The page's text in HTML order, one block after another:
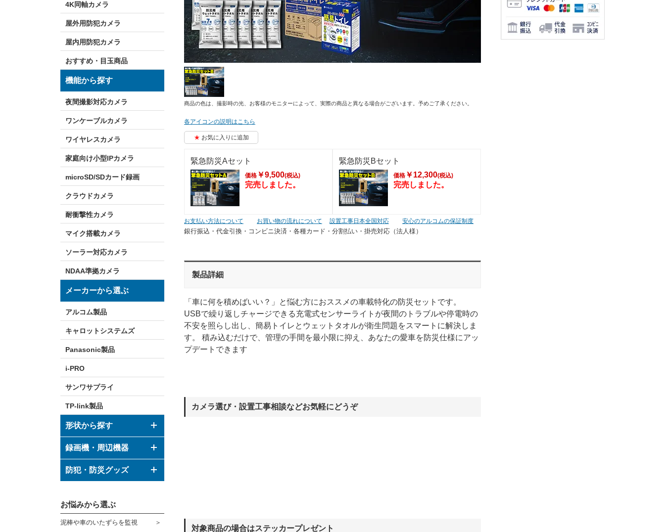
4K同軸カメラ
屋外用防犯カメラ
屋内用防犯カメラ
おすすめ・目玉商品
機能から探す
夜間撮影対応カメラ
ワンケーブルカメラ
ワイヤレスカメラ
家庭向け小型IPカメラ
microSD/SDカード録画
クラウドカメラ
耐衝撃性カメラ
マイク搭載カメラ
ソーラー対応カメラ
NDAA準拠カメラ
メーカーから選ぶ
アルコム製品
キャロットシステムズ
Panasonic製品
i-PRO
サンワサプライ
TP-link製品
形状から探す
ドーム型カメラ
ボックス型カメラ
その他形状のカメラ
録画機・周辺機器
デジタルレコーダー
ハウジング
ブラケット
防犯・防災グッズ
防災グッズ
お悩みから選ぶ
泥棒や車のいたずらを監視
商品の色は、撮影時の光、お客様のモニターによって、実際の商品と異なる場合がございます。予めご了承ください。
各アイコンの説明はこちら
お気に入りに追加
緊急防災Aセット
価格￥9,500(税込)
完売しました。
緊急防災Bセット
価格￥12,300(税込)
完売しました。
お支払い方法について お買い物の流れについて 設置工事日本全国対応 安心のアルコムの保証制度
銀行振込・代金引換・コンビニ決済・ 各種カード・分割払い・掛売対応（法人様）
製品詳細
「車に何を積めばいい？」と悩む方におススメの車載特化の防災セットです。
USBで繰り返しチャージできる充電式センサーライトが夜間のトラブルや停電時の
不安を照らし出し、簡易トイレとウェットタオルが衛生問題をスマートに解決しま
す。 積み込むだけで、管理の手間を最小限に抑え、あなたの愛車を防災仕様にアッ
プデートできます
カメラ選び・設置工事相談などお気軽にどうぞ
対象商品の場合はステッカープレゼント